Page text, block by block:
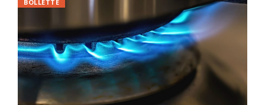
BOLLETTE